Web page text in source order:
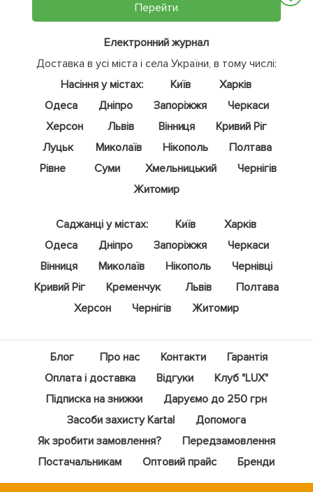
Перейти
Електронний журнал
Доставка в усі міста і села України, в тому числі:
Насіння у містах:
Київ
Харків
Одеса
Дніпро Запоріжжя
Черкаси
Херсон
Львів Вінниця
Кривий Ріг
Луцьк
Миколаїв Нікополь
Полтава
Рівне
Суми Хмельницький
Чернігів
Житомир
Саджанці у містах: Київ
Харків
Одеса
Дніпро Запоріжжя
Черкаси
Вінниця
Миколаїв Нікополь
Чернівці
Кривий Ріг
Кременчук Львів
Полтава
Херсон
Чернігів Житомир
Блог Про нас Контакти
Гарантія
Оплата і доставка
Відгуки
Клуб "LUX"
Підписка на знижки
Даруємо до 250 грн
Засоби захисту Kartal
Допомога
Як зробити замовлення?
Передзамовлення
Постачальникам
Оптовий прайс Бренди